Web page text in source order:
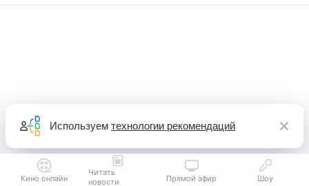
Кино онлайн
Читать
новости
Прямой эфир Шоу
Используем технологии рекомендаций